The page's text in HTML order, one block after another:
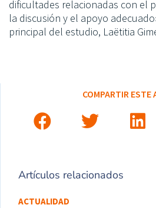
dificultades relacionadas con el
la discusión y el apoyo
principal del estudio, Laëtitia
COMPARTIR ESTE
Artículos relacionados
ACTUALIDAD